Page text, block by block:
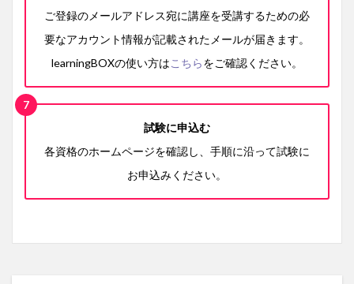
ご登録のメールアドレス宛に講座を受講するための必
要なアカウント情報が記載されたメールが届きます。
learningBOXの使い方はこちらをご確認ください。
試験に申込む
各資格のホームページを確認し、手順に沿って試験に
お申込みください。